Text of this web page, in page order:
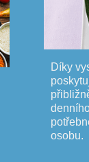
Díky
osobu.